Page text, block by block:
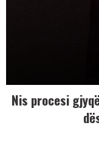
Nis procesi